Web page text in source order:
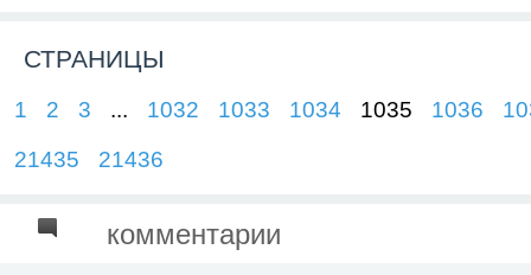
СТРАНИЦЫ
1 2 3 ... 1032 1033 1034 1035 1036
21435
21436
комментарии